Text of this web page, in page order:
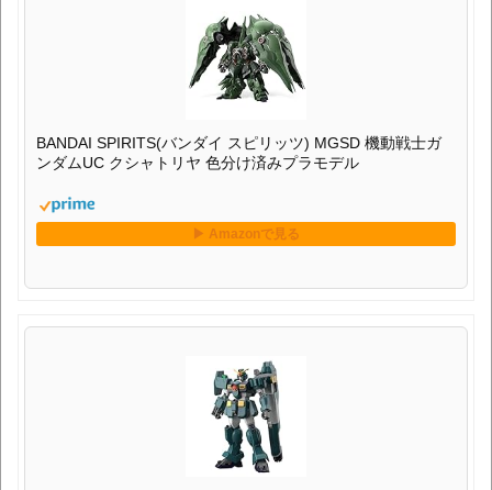
BANDAI SPIRITS(バンダイ スピリッツ) MGSD 機動戦士ガ
ンダムUC クシャトリヤ 色分け済みプラモデル